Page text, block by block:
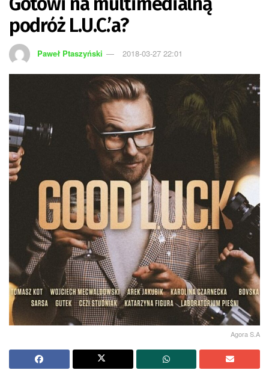
podróż L.U.C.’a?
Paweł Ptaszyński 2018-03-27 22:01
Agora S.A